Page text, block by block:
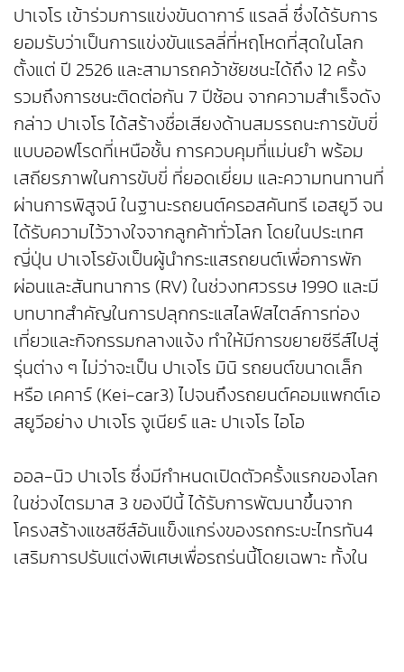
ปาเจโร เข้าร่วมการแข่งขันดาการ์ แรลลี่ ซึ่งได้รับการ
ยอมรับว่าเป็นการแข่งขันแรลลี่ที่หฤโหดที่สุดในโลก
ตั้งแต่ ปี 2526 และสามารถคว้าชัยชนะได้ถึง 12 ครั้ง
รวมถึงการชนะติดต่อกัน 7 ปีซ้อน จากความสำเร็จดัง
กล่าว ปาเจโร ได้สร้างชื่อเสียงด้านสมรรถนะการขับขี่
แบบออฟโรดที่เหนือชั้น การควบคุมที่แม่นยำ พร้อม
เสถียรภาพในการขับขี่ ที่ยอดเยี่ยม และความทนทานที่
ผ่านการพิสูจน์ ในฐานะรถยนต์ครอสคันทรี เอสยูวี จน
ได้รับความไว้วางใจจากลูกค้าทั่วโลก โดยในประเทศ
ญี่ปุ่น ปาเจโรยังเป็นผู้นำกระแสรถยนต์เพื่อการพัก
ผ่อนและสันทนาการ (RV) ในช่วงทศวรรษ 1990 และมี
บทบาทสำคัญในการปลุกกระแสไลฟ์สไตล์การท่อง
เที่ยวและกิจกรรมกลางแจ้ง ทำให้มีการขยายซีรีส์ไปสู่
รุ่นต่าง ๆ ไม่ว่าจะเป็น ปาเจโร มินิ รถยนต์ขนาดเล็ก
หรือ เคคาร์ (Kei-car3) ไปจนถึงรถยนต์คอมแพกต์เอ
สยูวีอย่าง ปาเจโร จูเนียร์ และ ปาเจโร ไอโอ
ออล-นิว ปาเจโร ซึ่งมีกำหนดเปิดตัวครั้งแรกของโลก
ในช่วงไตรมาส 3 ของปีนี้ ได้รับการพัฒนาขึ้นจาก
โครงสร้างแชสซีส์อันแข็งแกร่งของรถกระบะไทรทัน4
เสริมการปรับแต่งพิเศษเพื่อรถรุ่นนี้โดยเฉพาะ ทั้งใน